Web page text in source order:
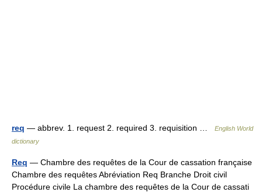
req — abbrev. 1. request 2. required 3. requisition …
English World
dictionary
Req — Chambre des requêtes de la Cour de cassation française
Chambre des requêtes Abréviation Req Branche Droit civil
Procédure civile La chambre des requêtes de la Cour de cassati